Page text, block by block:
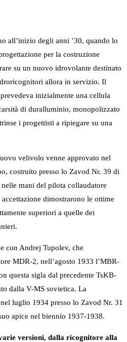
all’inizio degli anni ’30, quando lo
per la costruzione
su un nuovo idrovolante destinato
allora in servizio. Il
inizialmente una cellula
di duralluminio, monopolizzato
i progettisti a ripiegare su una
velivolo venne approvato nel
costruito presso lo Zavod Nr. 39 di
mani del pilota collaudatore
dimostrarono le ottime
superiori a quelle dei
con Andrej Tupolev, che
MDR-2, nell’agosto 1933 l’MBR-
questa sigla dal precedente TsKB-
dalla V-MS sovietica. La
luglio 1934 presso lo Zavod Nr. 31
apice nel biennio 1937-1938.
versioni, dalla ricognitore alla